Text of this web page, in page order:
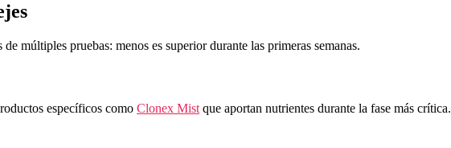
múltiples pruebas: menos es superior durante las primeras semanas.
específicos como Clonex Mist que aportan nutrientes durante la fase más crítica.